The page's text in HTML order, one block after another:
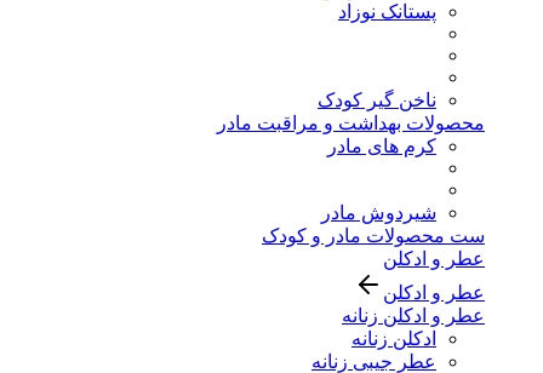
پستانک نوزاد
ناخن گیر کودک
محصولات بهداشت و مراقبت مادر
کرم های مادر
شیردوش مادر
ست محصولات مادر و کودک
عطر و ادکلن
عطر و ادکلن
عطر و ادکلن زنانه
ادکلن زنانه
عطر جیبی زنانه